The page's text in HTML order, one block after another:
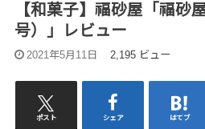
【和菓子】福砂屋「福砂
号）」レビュー
2021年5月11日 2,195 ビュー
ポスト シェア はてブ